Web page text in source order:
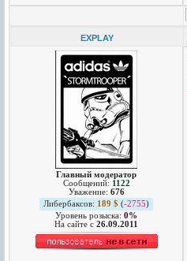
EXPLAY
Главный модератор
Сообщений: 1122
Уважение: 676
Либербаксов: 189 $ (-2755)
Уровень розыска: 0%
На сайте c 26.09.2011